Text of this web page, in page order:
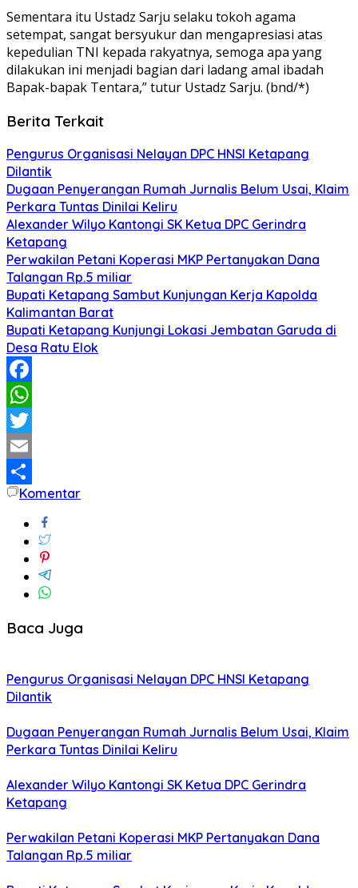
Sementara itu Ustadz Sarju selaku tokoh agama
setempat, sangat bersyukur dan mengapresiasi atas
kepedulian TNI kepada rakyatnya, semoga apa yang
dilakukan ini menjadi bagian dari ladang amal ibadah
Bapak-bapak Tentara,” tutur Ustadz Sarju. (bnd/*)
Berita Terkait
Pengurus Organisasi Nelayan DPC HNSI Ketapang
Dilantik
Dugaan Penyerangan Rumah Jurnalis Belum Usai, Klaim
Perkara Tuntas Dinilai Keliru
Alexander Wilyo Kantongi SK Ketua DPC Gerindra
Ketapang
Perwakilan Petani Koperasi MKP Pertanyakan Dana
Talangan Rp.5 miliar
Bupati Ketapang Sambut Kunjungan Kerja Kapolda
Kalimantan Barat
Bupati Ketapang Kunjungi Lokasi Jembatan Garuda di
Desa Ratu Elok
Facebook
WhatsApp
Twitter
Email
Share
Komentar
Baca Juga
Pengurus Organisasi Nelayan DPC HNSI Ketapang
Dilantik
Dugaan Penyerangan Rumah Jurnalis Belum Usai, Klaim
Perkara Tuntas Dinilai Keliru
Alexander Wilyo Kantongi SK Ketua DPC Gerindra
Ketapang
Perwakilan Petani Koperasi MKP Pertanyakan Dana
Talangan Rp.5 miliar